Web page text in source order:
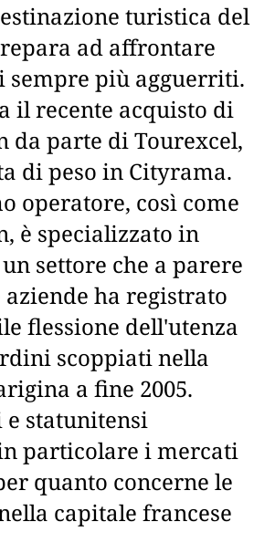
turistica del
ad affrontare
sempre più agguerriti.
il recente acquisto di
da parte di Tourexcel,
di peso in Cityrama.
operatore, così come
è specializzato in
settore che a parere
aziende ha registrato
flessione dell'utenza
scoppiati nella
a fine 2005.
e statunitensi
particolare i mercati
quanto concerne le
capitale francese